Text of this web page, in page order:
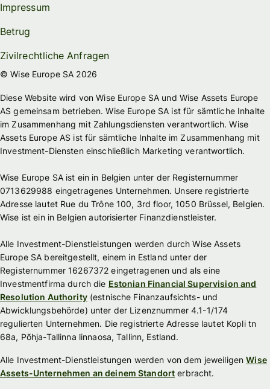
Impressum
Betrug
Zivilrechtliche Anfragen
© Wise Europe SA 2026
Diese Website wird von Wise Europe SA und Wise Assets Europe
AS gemeinsam betrieben. Wise Europe SA ist für sämtliche Inhalte
im Zusammenhang mit Zahlungsdiensten verantwortlich. Wise
Assets Europe AS ist für sämtliche Inhalte im Zusammenhang mit
Investment-Diensten einschließlich Marketing verantwortlich.
Wise Europe SA ist ein in Belgien unter der Registernummer
0713629988 eingetragenes Unternehmen. Unsere registrierte
Adresse lautet Rue du Trône 100, 3rd floor, 1050 Brüssel, Belgien.
Wise ist ein in Belgien autorisierter Finanzdienstleister.
Alle Investment-Dienstleistungen werden durch Wise Assets
Europe SA bereitgestellt, einem in Estland unter der
Registernummer 16267372 eingetragenen und als eine
Investmentfirma durch die Estonian Financial Supervision and
Resolution Authority(estnische Finanzaufsichts- und
Abwicklungsbehörde) unter der Lizenznummer 4.1-1/174
regulierten Unternehmen. Die registrierte Adresse lautet Kopli tn
68a, Põhja-Tallinna linnaosa, Tallinn, Estland.
Alle Investment-Dienstleistungen werden von dem jeweiligenWise
Assets-Unternehmen an deinem Standort erbracht.